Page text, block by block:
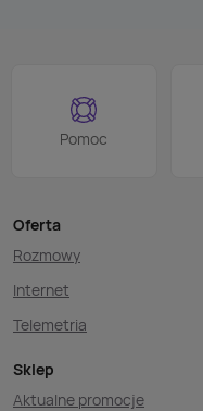
Pomoc
Oferta
Rozmowy
Internet
Telemetria
Sklep
Aktualne promocje